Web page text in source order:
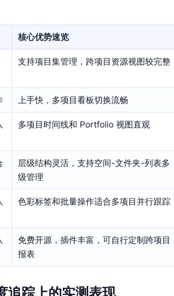
核心优势速览
支持项目集管理，跨项目资源视图较完整
上手快，多项目看板切换流畅
多项目时间线和 Portfolio 视图直观
层级结构灵活，支持空间-文件夹-列表多
级管理
色彩标签和批量操作适合多项目并行跟踪
免费开源，插件丰富，可自行定制跨项目
报表